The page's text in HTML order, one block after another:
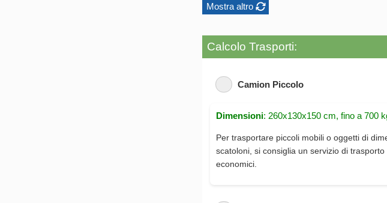
Mostra altro
Calcolo Trasporti:
Camion Piccolo
Dimensioni: 260x130x150 cm, fino a 700
Per trasportare piccoli mobili o oggetti di
scatoloni, si consiglia un servizio di
economici.